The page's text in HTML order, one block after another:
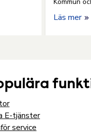
Läs mer
E-tjänster
service